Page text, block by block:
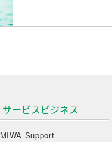
サービスビジネス
MIWA Support